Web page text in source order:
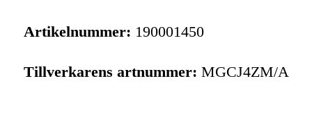
Artikelnummer: 190001450
Tillverkarens artnummer: MGCJ4ZM/A